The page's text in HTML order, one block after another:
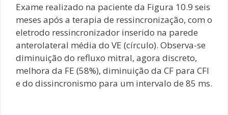
Exame realizado na paciente da Figura 10.9 seis
meses após a terapia de ressincronização, com o
eletrodo ressincronizador inserido na parede
anterolateral média do VE (círculo). Observa-se
diminuição do refluxo mitral, agora discreto,
melhora da FE (58%), diminuição da CF para CFI
e do dissincronismo para um intervalo de 85 ms.